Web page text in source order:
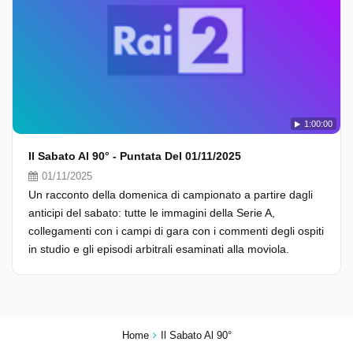
Home Il Sabato Al 90°
1:00:00
Il Sabato Al 90° - Puntata Del 01/11/2025
01/11/2025
Un racconto della domenica di campionato a partire dagli
anticipi del sabato: tutte le immagini della Serie A,
collegamenti con i campi di gara con i commenti degli ospiti
in studio e gli episodi arbitrali esaminati alla moviola.